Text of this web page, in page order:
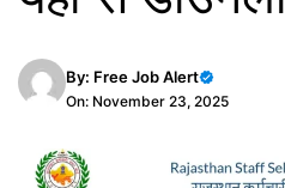
By: Free Job Alert
On: November 23, 2025